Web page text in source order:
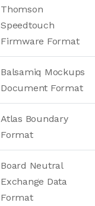
Thomson
Speedtouch
Firmware Format
Balsamiq Mockups
Document Format
Atlas Boundary
Format
Board Neutral
Exchange Data
Format